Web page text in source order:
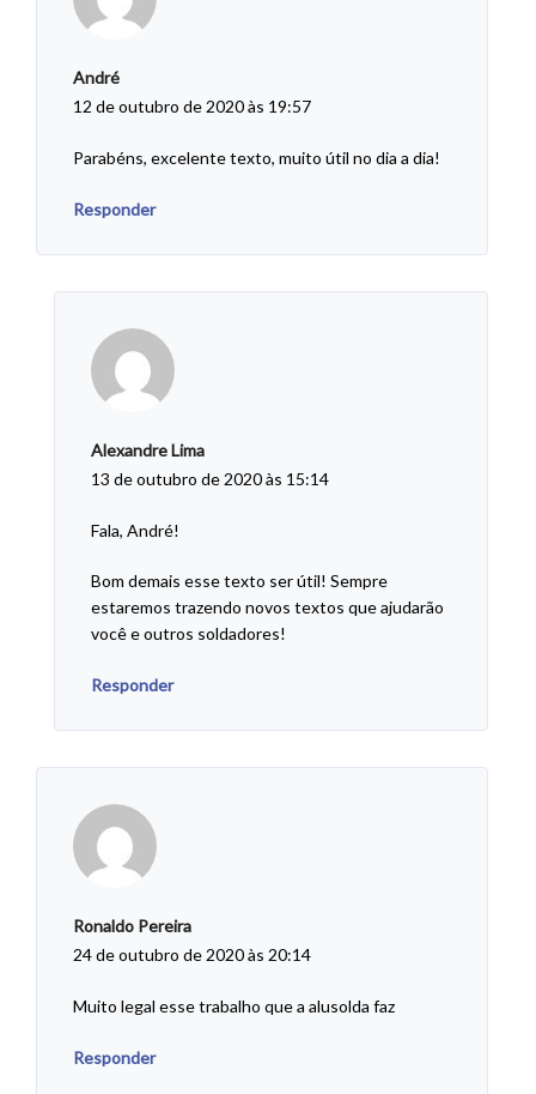
André
12 de outubro de 2020 às 19:57
Parabéns, excelente texto, muito útil no dia a dia!
Responder
Alexandre Lima
13 de outubro de 2020 às 15:14
Fala, André!
Bom demais esse texto ser útil! Sempre
estaremos trazendo novos textos que ajudarão
você e outros soldadores!
Responder
Ronaldo Pereira
24 de outubro de 2020 às 20:14
Muito legal esse trabalho que a alusolda faz
Responder